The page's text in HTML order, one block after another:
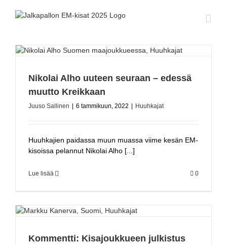
Nikolai Alho uuteen seuraan – edessä
muutto Kreikkaan
Juuso Sallinen 6 tammikuun, 2022 Huuhkajat
Huuhkajien paidassa muun muassa viime kesän EM-
kisoissa pelannut Nikolai Alho [...]
Lue lisää 0
Kommentti: Kisajoukkueen julkistus